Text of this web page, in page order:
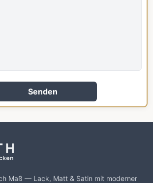
Senden
Maß — Lack, Matt & Satin mit moderner